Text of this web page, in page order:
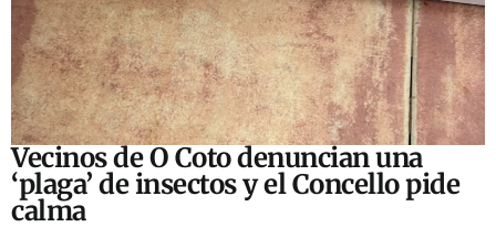
Vecinos de O Coto denuncian una
‘plaga’ de insectos y el Concello pide
calma